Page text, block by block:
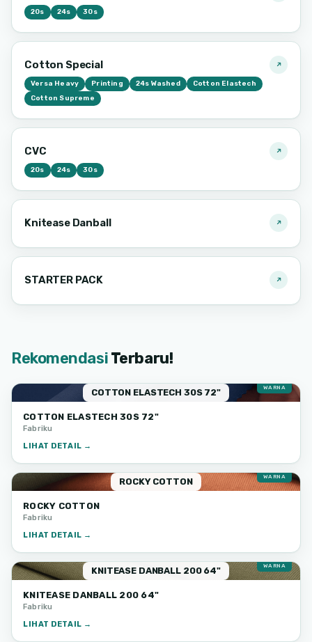
20s 24s 30s
Cotton Special
Versa Heavy Printing 24s Washed
Cotton Elastech
Cotton Supreme
CVC
20s 24s 30s
Knitease Danball
STARTER PACK
RekomendasiTerbaru!
COTTON ELASTECH 30S 72" WARNA
COTTON ELASTECH 30S 72"
Fabriku
LIHAT DETAIL →
ROCKY COTTON WARNA
ROCKY COTTON
Fabriku
LIHAT DETAIL →
KNITEASE DANBALL 200 64" WARNA
KNITEASE DANBALL 200 64"
Fabriku
LIHAT DETAIL →